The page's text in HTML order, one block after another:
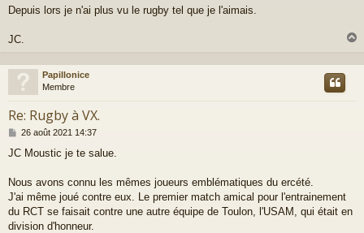
Depuis lors je n'ai plus vu le rugby tel que je l'aimais.
JC.
u
Papillonice
Membre
Re: Rugby à VX.
M
s
a
g
26 août 2021 14:37
JC Moustic je te salue.
Nous avons connu les mêmes joueurs emblématiques du ercété.
J'ai même joué contre eux. Le premier match amical pour l'entrainement
du RCT se faisait contre une autre équipe de Toulon, l'USAM, qui était en
division d'honneur.